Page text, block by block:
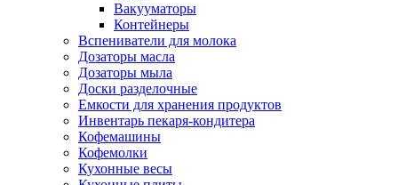
Вакууматоры
Контейнеры
Вспениватели для молока
Дозаторы масла
Дозаторы мыла
Доски разделочные
Емкости для хранения продуктов
Инвентарь пекаря-кондитера
Кофемашины
Кофемолки
Кухонные весы